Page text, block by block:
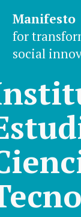
Manifesto
for
social